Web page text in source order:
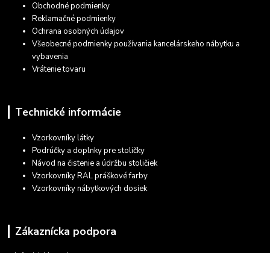
Obchodné podmienky
Reklamačné podmienky
Ochrana osobných údajov
Všeobecné podmienky používania kancelárskeho nábytku a
vybavenia
Vrátenie tovaru
Technické informácie
Vzorkovníky látky
Podrúčky a doplnky pre stoličky
Návod na čistenie a údržbu stoličiek
Vzorkovníky RAL práškové farby
Vzorkovníky nábytkových dosiek
Zákaznícka podpora